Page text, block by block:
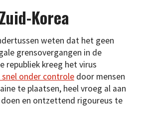
Korea
weten dat het geen
grensovergangen in de
republiek kreeg het virus
snel onder controle door mensen
te plaatsen, heel vroeg al aan
en ontzettend rigoureus te